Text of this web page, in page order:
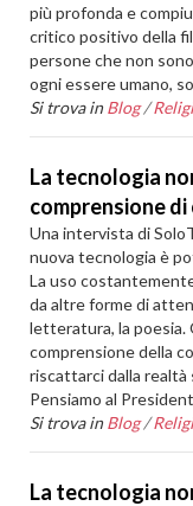
più profonda e
critico positivo della
persone che non
ogni essere umano,
Si trova in Blog /
La tecnologia
comprensione
Una intervista di
nuova tecnologia è
La uso
da altre forme di
letteratura, la poesia.
comprensione della
riscattarci dalla
Pensiamo al
Si trova in Blog /
La tecnologia